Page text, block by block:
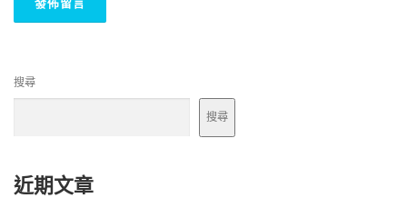
搜尋
搜尋
近期文章